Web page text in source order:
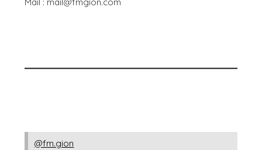
@fm.gion